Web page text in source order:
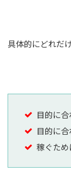
具体的にどれだ
目的に
目的に
稼ぐた